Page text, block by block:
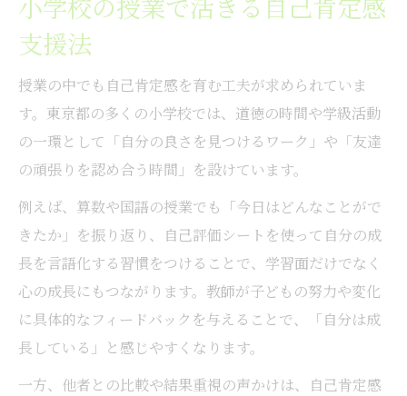
支援法
授業の中でも自己肯定感を育む工夫が求められていま
す。東京都の多くの小学校では、道徳の時間や学級活動
の一環として「自分の良さを見つけるワーク」や「友達
の頑張りを認め合う時間」を設けています。
例えば、算数や国語の授業でも「今日はどんなことがで
きたか」を振り返り、自己評価シートを使って自分の成
長を言語化する習慣をつけることで、学習面だけでなく
心の成長にもつながります。教師が子どもの努力や変化
に具体的なフィードバックを与えることで、「自分は成
長している」と感じやすくなります。
一方、他者との比較や結果重視の声かけは、自己肯定感